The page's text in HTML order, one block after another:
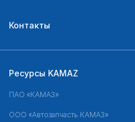
Контакты
Ресурсы KAMAZ
ПАО «КАМАЗ»
ООО «Автозапчасть КАМАЗ»